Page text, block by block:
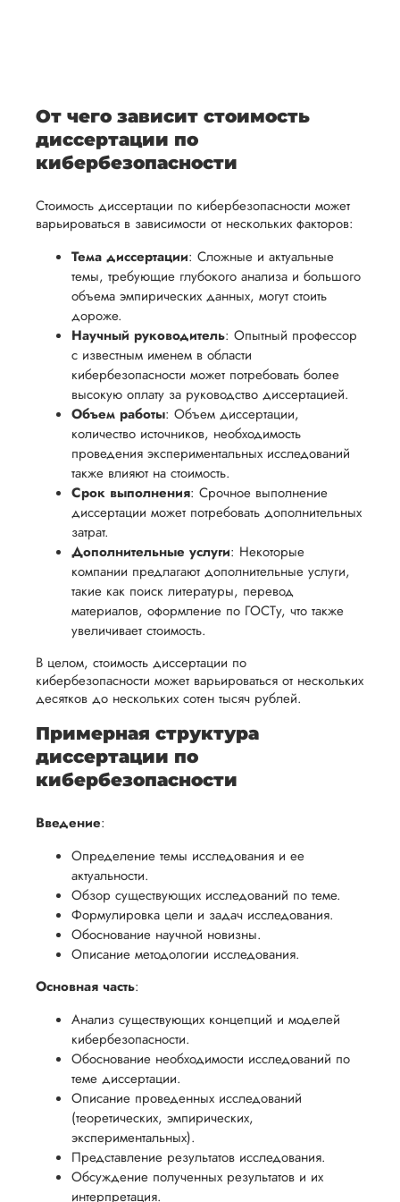
темы.
готовы
предоставить
помощь
подготовке
презентации
и речи
перед
защитой.
цель -
обеспечить
вам
уверенность
в своей
работе и
помочь
вам
пройти
процесс
защиты
научной
и
проведения
проверки
работы,
установленная
сумма
будет
возвращена
заказчику.
стремимся
осуществлять
процесс
возврата
способом,
удобным
для вас,
разумные
сроки
после
утверждения
запроса
возврат.
работы. В
начале
сотрудничества
мы
обсудим
договоримся
о сроках
чтобы
учесть
все
аспекты
написания
работы.
От чего зависит стоимость
диссертации по
кибербезопасности
Стоимость диссертации по кибербезопасности может
варьироваться в зависимости от нескольких факторов:
Тема диссертации: Сложные и актуальные
темы, требующие глубокого анализа и большого
объема эмпирических данных, могут стоить
дороже.
Научный руководитель: Опытный профессор
с известным именем в области
кибербезопасности может потребовать более
высокую оплату за руководство диссертацией.
Объем работы: Объем диссертации,
количество источников, необходимость
проведения экспериментальных исследований
также влияют на стоимость.
Срок выполнения: Срочное выполнение
диссертации может потребовать дополнительных
затрат.
Дополнительные услуги: Некоторые
компании предлагают дополнительные услуги,
такие как поиск литературы, перевод
материалов, оформление по ГОСТу, что также
увеличивает стоимость.
В целом, стоимость диссертации по
кибербезопасности может варьироваться от нескольких
десятков до нескольких сотен тысяч рублей.
Примерная структура
диссертации по
кибербезопасности
Введение:
Определение темы исследования и ее
актуальности.
Обзор существующих исследований по теме.
Формулировка цели и задач исследования.
Обоснование научной новизны.
Описание методологии исследования.
Основная часть:
Анализ существующих концепций и моделей
кибербезопасности.
Обоснование необходимости исследований по
теме диссертации.
Описание проведенных исследований
(теоретических, эмпирических,
экспериментальных).
Представление результатов исследования.
Обсуждение полученных результатов и их
интерпретация.